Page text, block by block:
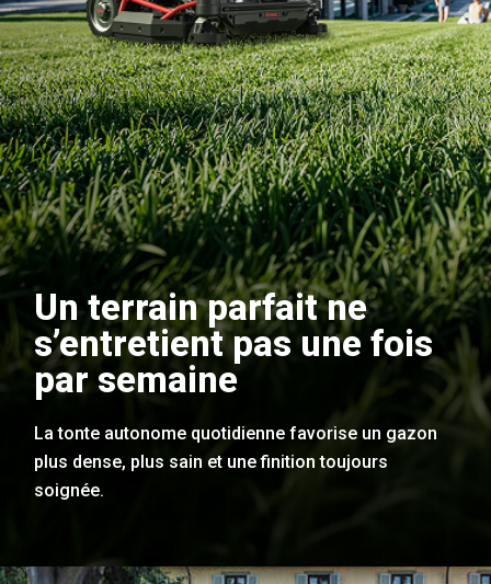
Un terrain parfait ne
s’entretient pas une fois
par semaine
La tonte autonome quotidienne favorise un gazon
plus dense, plus sain et une finition toujours
soignée.